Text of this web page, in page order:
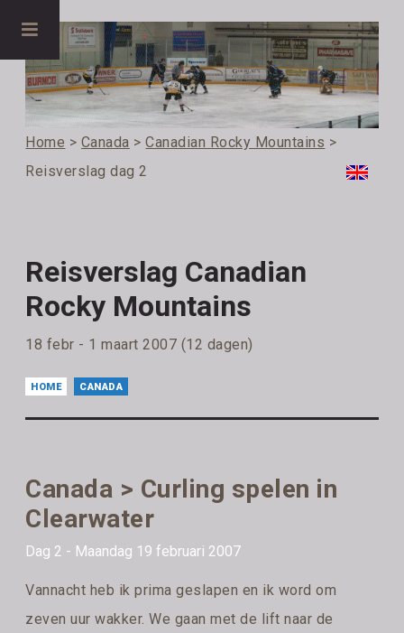
Home > Canada >Canadian Rocky Mountains >
Reisverslag dag 2
Reisverslag Canadian
Rocky Mountains
18 febr - 1 maart 2007 (12 dagen)
HOME CANADA
Canada > Curling spelen in
Clearwater
Dag 2 - Maandag 19 februari 2007
Vannacht heb ik prima geslapen en ik word om
zeven uur wakker. We gaan met de lift naar de